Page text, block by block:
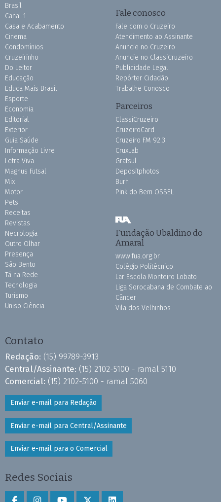
Brasil
Canal 1
Casa e Acabamento
Cinema
Condomínios
Cruzeirinho
Do Leitor
Educação
Educa Mais Brasil
Esporte
Economia
Editorial
Exterior
Guia Saúde
Informação Livre
Letra Viva
Magnus Futsal
Mix
Motor
Pets
Receitas
Revistas
Necrologia
Outro Olhar
Presença
São Bento
Tá na Rede
Tecnologia
Turismo
Uniso Ciência
Fale conosco
Fale com o Cruzeiro
Atendimento ao Assinante
Anuncie no Cruzeiro
Anuncie no ClassiCruzeiro
Publicidade Legal
Repórter Cidadão
Trabalhe Conosco
Parceiros
ClassiCruzeiro
CruzeiroCard
Cruzeiro FM 92.3
CruxLab
Grafsul
Depositphotos
Burh
Pink do Bem OSSEL
Fundação Ubaldino do
Amaral
www.fua.org.br
Colégio Politécnico
Lar Escola Monteiro Lobato
Liga Sorocabana de Combate ao
Câncer
Vila dos Velhinhos
Contato
Redação: (15) 99789-3913
Central/Assinante: (15) 2102-5100 - ramal 5110
Comercial: (15) 2102-5100 - ramal 5060
Enviar e-mail para Redação
Enviar e-mail para Central/Assinante
Enviar e-mail para o Comercial
Redes Sociais